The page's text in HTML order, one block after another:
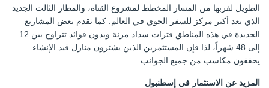
الطويل لقربها من المسار المخطط لمشروع القناة، والمطار الثالث الجديد
الذي يعد أكبر مركز للسفر الجوي في العالم. كما تقدم بعض المشاريع
الجديدة في هذه المناطق فترات سداد مرنة وبدون فوائد تتراوح بين 12
إلى 48 شهراً، لذا فإن المستثمرين الذين يشترون منازل قيد الإنشاء
يحققون مكاسب من جميع الجوانب.
المزيد عن الاستثمار في إسطنبول